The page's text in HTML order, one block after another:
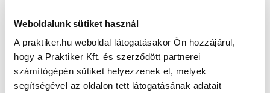
Weboldalunk sütiket használ
A praktiker.hu weboldal látogatásakor Ön hozzájárul,
hogy a Praktiker Kft. és szerződött partnerei
számítógépén sütiket helyezzenek el, melyek
segítségével az oldalon tett látogatásának adatait
Oldal újratöltése